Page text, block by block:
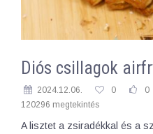
Diós csillagok
2024.12.06. 0 0
120296 megtekintés
A lisztet a zsiradékkal és a